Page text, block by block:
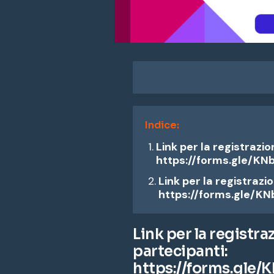
Indice:
Link per la
https://forms.gle/
Link per la
https://forms.gle/
Link per la
partecipanti:
https://forms.gle/